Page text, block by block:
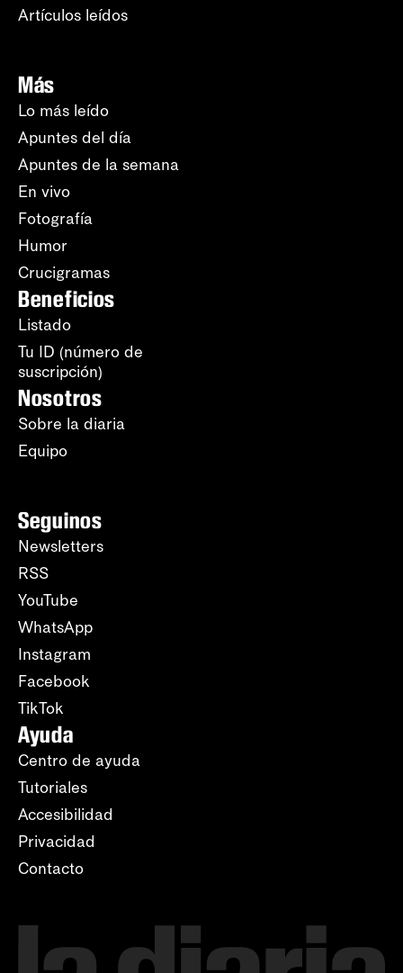
Artículos leídos
Más
Lo más leído
Apuntes del día
Apuntes de la semana
En vivo
Fotografía
Humor
Crucigramas
Beneficios
Listado
Tu ID (número de
suscripción)
Nosotros
Sobre la diaria
Equipo
Seguinos
Newsletters
RSS
YouTube
WhatsApp
Instagram
Facebook
TikTok
Ayuda
Centro de ayuda
Tutoriales
Accesibilidad
Privacidad
Contacto